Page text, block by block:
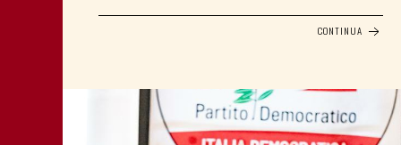
CONTINUA